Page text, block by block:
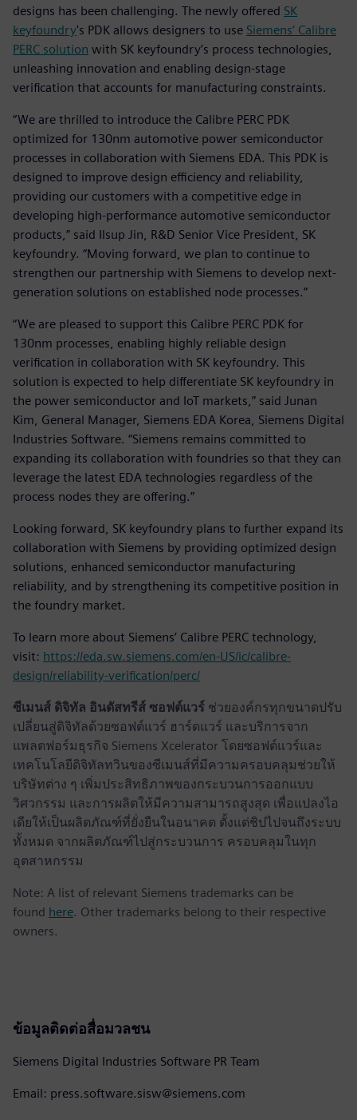
designs has been challenging. The newly offered SK
keyfoundry's PDK allows designers to use Siemens’ Calibre
PERC solution with SK keyfoundry’s process technologies,
unleashing innovation and enabling design-stage
verification that accounts for manufacturing constraints.
“We are thrilled to introduce the Calibre PERC PDK
optimized for 130nm automotive power semiconductor
processes in collaboration with Siemens EDA. This PDK is
designed to improve design efficiency and reliability,
providing our customers with a competitive edge in
developing high-performance automotive semiconductor
products,” said Ilsup Jin, R&D Senior Vice President, SK
keyfoundry. “Moving forward, we plan to continue to
strengthen our partnership with Siemens to develop next-
generation solutions on established node processes.”
“We are pleased to support this Calibre PERC PDK for
130nm processes, enabling highly reliable design
verification in collaboration with SK keyfoundry. This
solution is expected to help differentiate SK keyfoundry in
the power semiconductor and IoT markets,” said Junan
Kim, General Manager, Siemens EDA Korea, Siemens Digital
Industries Software. “Siemens remains committed to
expanding its collaboration with foundries so that they can
leverage the latest EDA technologies regardless of the
process nodes they are offering.”
Looking forward, SK keyfoundry plans to further expand its
collaboration with Siemens by providing optimized design
solutions, enhanced semiconductor manufacturing
reliability, and by strengthening its competitive position in
the foundry market.
To learn more about Siemens’ Calibre PERC technology,
visit: https://eda.sw.siemens.com/en-US/ic/calibre-
design/reliability-verification/perc/
ซีเมนส์ ดิจิทัล อินดัสทรีส์ ซอฟต์แวร์ ช่วยองค์กรทุกขนาดปรับ
เปลี่ยนสู่ดิจิทัลด้วยซอฟต์แวร์ ฮาร์ดแวร์ และบริการจาก
แพลตฟอร์มธุรกิจ Siemens Xcelerator โดยซอฟต์แวร์และ
เทคโนโลยีดิจิทัลทวินของซีเมนส์ที่มีความครอบคลุมช่วยให้
บริษัทต่าง ๆ เพิ่มประสิทธิภาพของกระบวนการออกแบบ
วิศวกรรม และการผลิตให้มีความสามารถสูงสุด เพื่อแปลงไอ
เดียให้เป็นผลิตภัณฑ์ที่ยั่งยืนในอนาคต ตั้งแต่ชิปไปจนถึงระบบ
ทั้งหมด จากผลิตภัณฑ์ไปสู่กระบวนการ ครอบคลุมในทุก
อุตสาหกรรม
Note: A list of relevant Siemens trademarks can be
found here. Other trademarks belong to their respective
owners.
ข้อมูลติดต่อสื่อมวลชน
Siemens Digital Industries Software PR Team
Email: press.software.sisw@siemens.com